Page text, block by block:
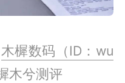
木樨数码（ID：wu
木兮测评